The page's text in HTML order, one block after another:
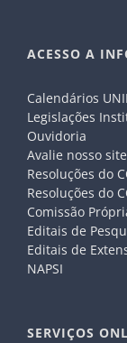
ACESSO A
Calendários
Legislações
Ouvidoria
Avalie nosso site
Resoluções do
Resoluções do
Comissão
Editais de
Editais de
NAPSI
SERVIÇOS